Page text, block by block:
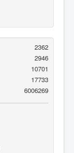
2362
2946
10701
17733
6006269